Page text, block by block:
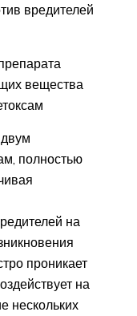
вредителей
вещества
полностью
на
проникает
на
нескольких